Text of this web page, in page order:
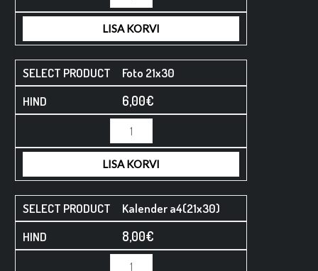
LISA KORVI
Foto 21x30
6,00€
LISA KORVI
Kalender a4(21x30)
8,00€